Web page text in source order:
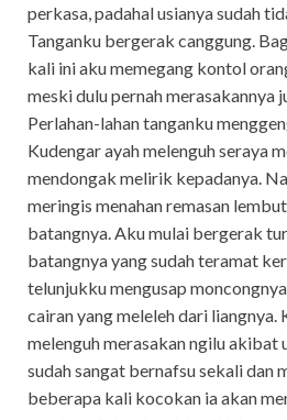
perkasa, padahal usianya sudah
Tanganku bergerak canggung.
kali ini aku memegang kontol
meski dulu pernah merasakannya
Perlahan-lahan tanganku
Kudengar ayah melenguh seraya
mendongak melirik kepadanya.
meringis menahan remasan
batangnya. Aku mulai bergerak
batangnya yang sudah teramat
telunjukku mengusap
cairan yang meleleh dari liangnya.
melenguh merasakan ngilu akibat
sudah sangat bernafsu sekali dan
beberapa kali kocokan ia akan